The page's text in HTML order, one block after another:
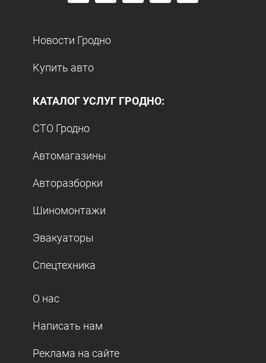
Новости Гродно
Купить авто
КАТАЛОГ УСЛУГ ГРОДНО:
СТО Гродно
Автомагазины
Авторазборки
Шиномонтажи
Эвакуаторы
Спецтехника
О нас
Написать нам
Реклама на сайте